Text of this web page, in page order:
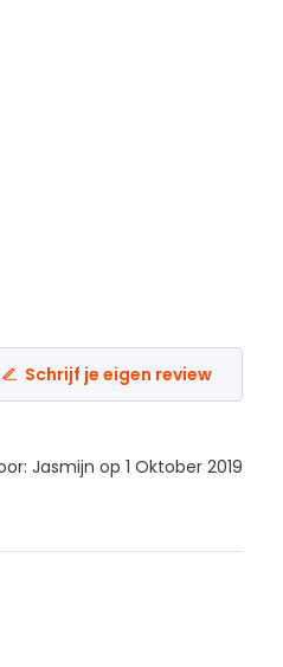
Schrijf je eigen review
Jasmijn op 1 Oktober 2019